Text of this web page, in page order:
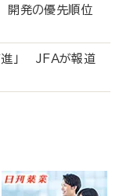
開発の優先順位
進」 JFAが報道